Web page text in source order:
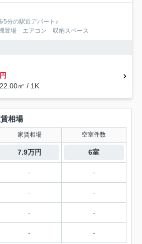
5分の駅近アパート♪
置場 エアコン 収納スペース
㎡ / 1K
相場
家賃相場 空室件数
7.9万円 6室
- -
- -
- -
- -